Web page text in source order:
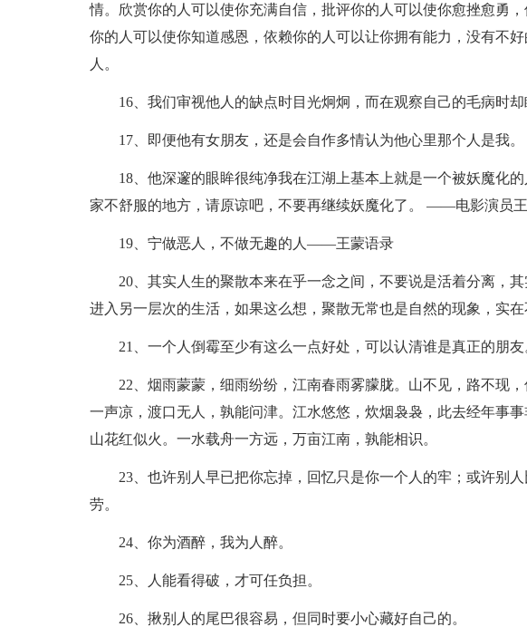
情。欣赏你的人可以使你充满自信，批评你的人可以使你愈挫愈勇
你的人可以使你知道感恩，依赖你的人可以让你拥有能力，没有不
人。
16、我们审视他人的缺点时目光炯炯，而在观察自己的毛病时却
17、即便他有女朋友，还是会自作多情认为他心里那个人是我。
18、他深邃的眼眸很纯净我在江湖上基本上就是一个被妖魔化
家不舒服的地方，请原谅吧，不要再继续妖魔化了。 ——电影演员
19、宁做恶人，不做无趣的人——王蒙语录
20、其实人生的聚散本来在乎一念之间，不要说是活着分离，
进入另一层次的生活，如果这么想，聚散无常也是自然的现象，实在
21、一个人倒霉至少有这么一点好处，可以认清谁是真正的朋友
22、烟雨蒙蒙，细雨纷纷，江南春雨雾朦胧。山不见，路不现
一声凉，渡口无人，孰能问津。江水悠悠，炊烟袅袅，此去经年事
山花红似火。一水载舟一方远，万亩江南，孰能相识。
23、也许别人早已把你忘掉，回忆只是你一个人的牢；或许别
劳。
24、你为酒醉，我为人醉。
25、人能看得破，才可任负担。
26、揪别人的尾巴很容易，但同时要小心藏好自己的。